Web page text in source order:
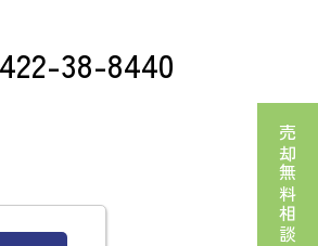
38-8440
売却無料相談